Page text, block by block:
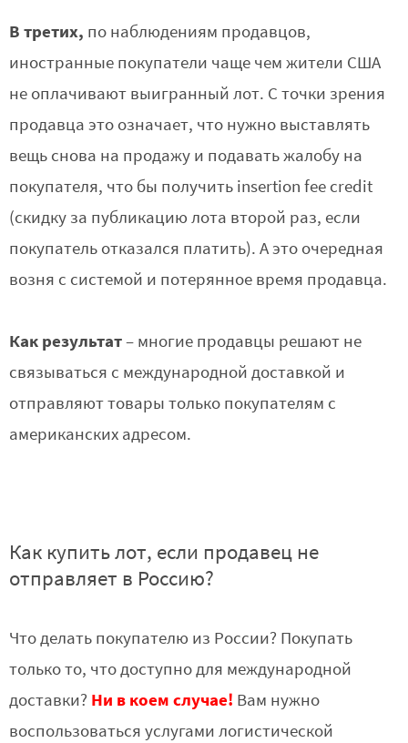
В третих, по наблюдениям продавцов,
иностранные покупатели чаще чем жители США
не оплачивают выигранный лот. С точки зрения
продавца это означает, что нужно выставлять
вещь снова на продажу и подавать жалобу на
покупателя, что бы получить insertion fee credit
(скидку за публикацию лота второй раз, если
покупатель отказался платить). А это очередная
возня с системой и потерянное время продавца.
Как результат– многие продавцы решают не
связываться с международной доставкой и
отправляют товары только покупателям с
американских адресом.
Как купить лот, если продавец не
отправляет в Россию?
Что делать покупателю из России? Покупать
только то, что доступно для международной
доставки? Ни в коем случае! Вам нужно
воспользоваться услугами логистической